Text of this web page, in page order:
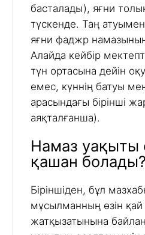
басталады), яғни
түскенде. Таң
яғни фаджр
Алайда кейбір
түн ортасына дейін
емес, күннің батуы
арасындағы бірінші
аяқталғанша).
Намаз уақыты
қашан болады?
Біріншіден, бұл
мұсылманның өзін қай
жатқызатынына